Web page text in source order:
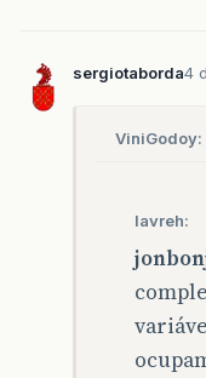
sergiotaborda4
ViniGodoy:
lavreh: